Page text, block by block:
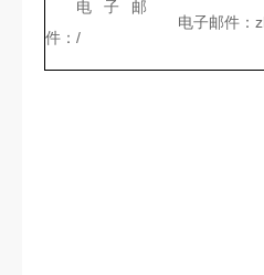
电子邮
件：/
电子邮件：